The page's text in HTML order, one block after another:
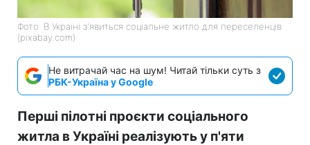
Фото: В Україні з'явиться соціальне житло для переселенців
(pixabay.com)
Не витрачай час на шум! Читай тільки суть з
РБК-Україна у Google
Перші пілотні проєкти соціального
житла в Україні реалізують у п'яти